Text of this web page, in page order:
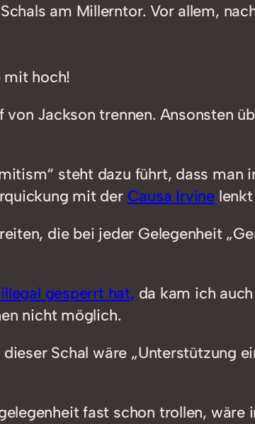
am Millerntor. Vor allem,
mit hoch!
Jackson trennen. Ansonsten
steht dazu führt, dass man
mit der Causa Irvinelenkt
die bei jeder Gelegenheit
gesperrt hat, da kam ich
nicht möglich.
Schal wäre „Unterstützung
fast schon trollen, wäre